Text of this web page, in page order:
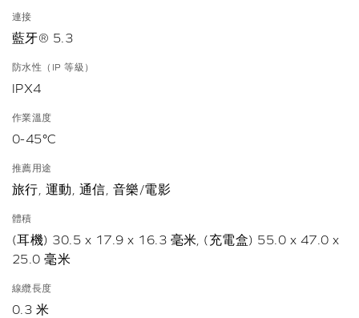
連接
藍牙® 5.3
防水性（IP 等級）
IPX4
作業溫度
0-45°C
推薦用途
旅行, 運動, 通信, 音樂/電影
體積
(耳機) 30.5 x 17.9 x 16.3 毫米, (充電盒) 55.0 x 47.0 x
25.0 毫米
線纜長度
0.3 米